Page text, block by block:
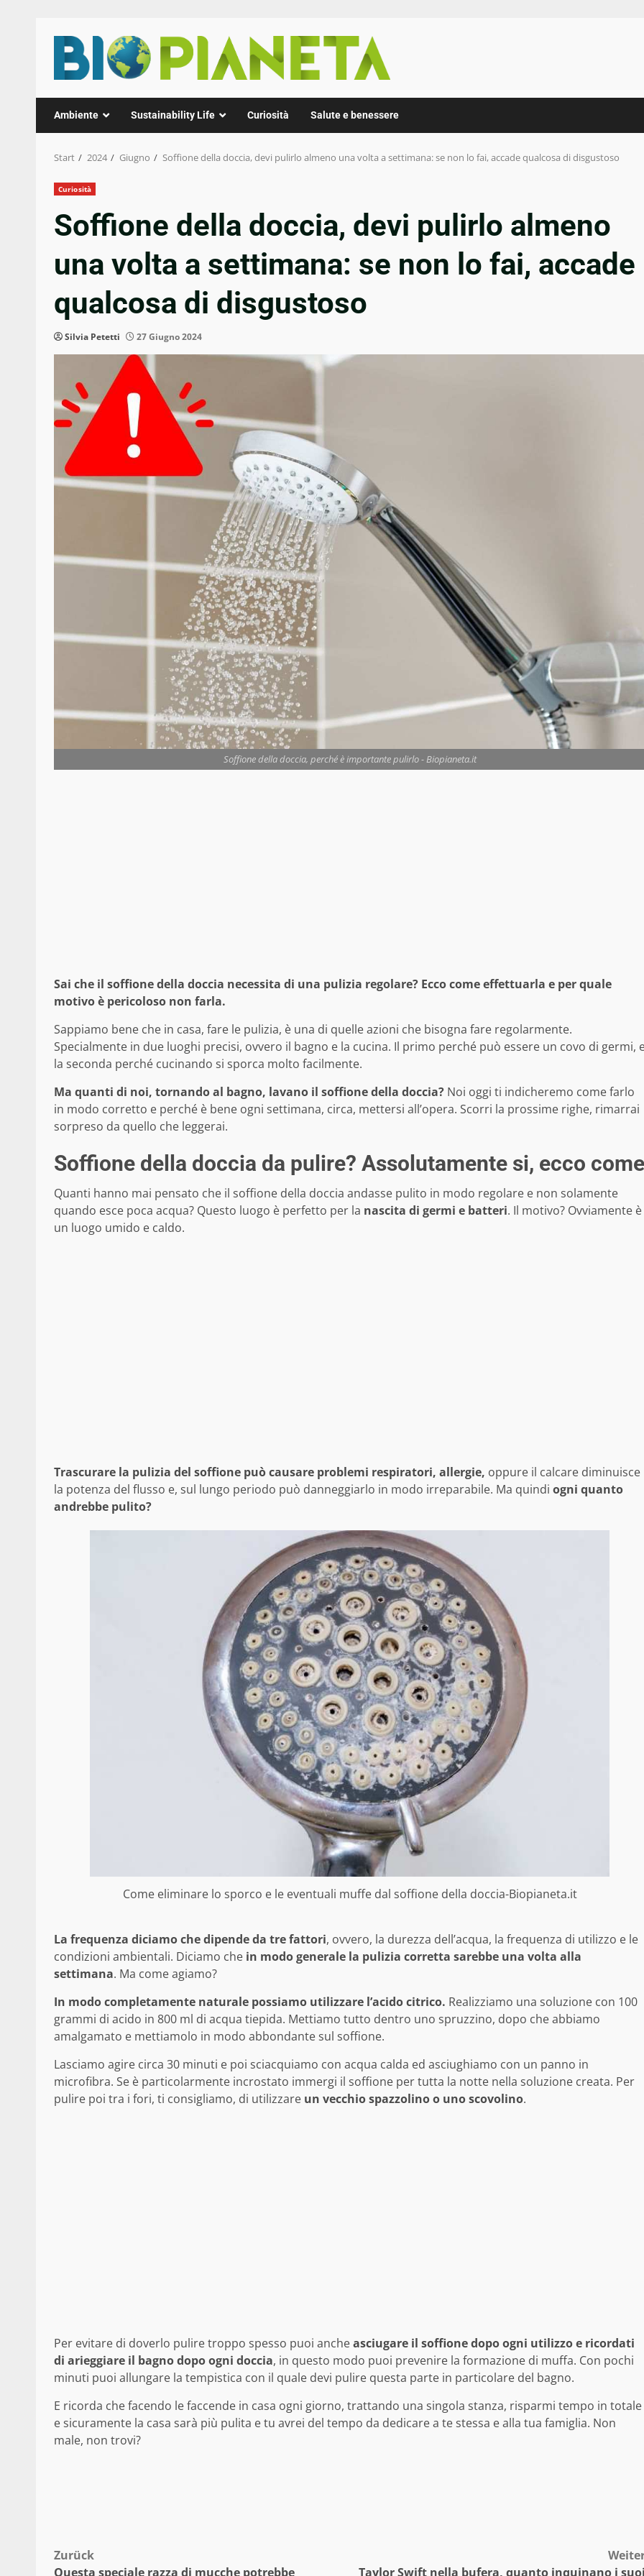
Inhalt
springen
Ambiente Sustainability Life Curiosità Salute e benessere
Start 2024 Giugno Soffione della doccia, devi pulirlo almeno una volta a settimana: se non lo fai, accade qualcosa di disgustoso
Curiosità
Soffione della doccia, devi pulirlo almeno
una volta a settimana: se non lo fai, accade
qualcosa di disgustoso
Silvia Petetti 27 Giugno 2024
Soffione della doccia, perché è importante pulirlo - Biopianeta.it
Sai che il soffione della doccia necessita di una pulizia regolare? Ecco come effettuarla e per quale
motivo è pericoloso non farla.
Sappiamo bene che in casa, fare le pulizia, è una di quelle azioni che bisogna fare regolarmente.
Specialmente in due luoghi precisi, ovvero il bagno e la cucina. Il primo perché può essere un covo di germi,
la seconda perché cucinando si sporca molto facilmente.
Ma quanti di noi, tornando al bagno, lavano il soffione della doccia? Noi oggi ti indicheremo come farlo
in modo corretto e perché è bene ogni settimana, circa, mettersi all’opera. Scorri la prossime righe, rimarrai
sorpreso da quello che leggerai.
Soffione della doccia da pulire? Assolutamente si, ecco come
Quanti hanno mai pensato che il soffione della doccia andasse pulito in modo regolare e non solamente
quando esce poca acqua? Questo luogo è perfetto per la nascita di germi e batteri. Il motivo? Ovviamente è
un luogo umido e caldo.
Trascurare la pulizia del soffione può causare problemi respiratori, allergie, oppure il calcare diminuisce
la potenza del flusso e, sul lungo periodo può danneggiarlo in modo irreparabile. Ma quindi ogni quanto
andrebbe pulito?
Come eliminare lo sporco e le eventuali muffe dal soffione della doccia-Biopianeta.it
La frequenza diciamo che dipende da tre fattori, ovvero, la durezza dell’acqua, la frequenza di utilizzo e le
condizioni ambientali. Diciamo che in modo generale la pulizia corretta sarebbe una volta alla
settimana. Ma come agiamo?
In modo completamente naturale possiamo utilizzare l’acido citrico. Realizziamo una soluzione con 100
grammi di acido in 800 ml di acqua tiepida. Mettiamo tutto dentro uno spruzzino, dopo che abbiamo
amalgamato e mettiamolo in modo abbondante sul soffione.
Lasciamo agire circa 30 minuti e poi sciacquiamo con acqua calda ed asciughiamo con un panno in
microfibra. Se è particolarmente incrostato immergi il soffione per tutta la notte nella soluzione creata. Per
pulire poi tra i fori, ti consigliamo, di utilizzare un vecchio spazzolino o uno scovolino.
Per evitare di doverlo pulire troppo spesso puoi ancheasciugare il soffione dopo ogni utilizzo e ricordati
di arieggiare il bagno dopo ogni doccia, in questo modo puoi prevenire la formazione di muffa. Con pochi
minuti puoi allungare la tempistica con il quale devi pulire questa parte in particolare del bagno.
E ricorda che facendo le faccende in casa ogni giorno, trattando una singola stanza, risparmi tempo in totale
e sicuramente la casa sarà più pulita e tu avrei del tempo da dedicare a te stessa e alla tua famiglia. Non
male, non trovi?
Beitragsnavigation
Zurück
Questa speciale razza di mucche potrebbe
Taylor Swift nella bufera, quanto inquinano i